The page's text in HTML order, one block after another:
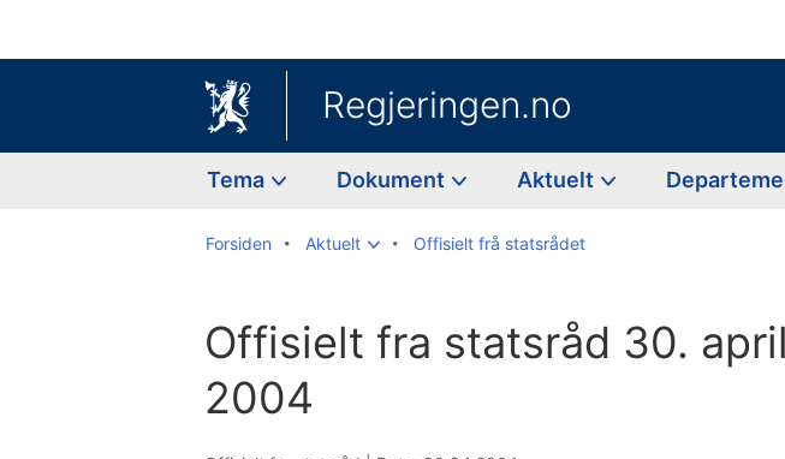
Regjeringen.no
Tema Dokument Aktuelt
Forsiden Aktuelt Offisielt frå statsrådet
Offisielt fra statsråd 30. april
2004